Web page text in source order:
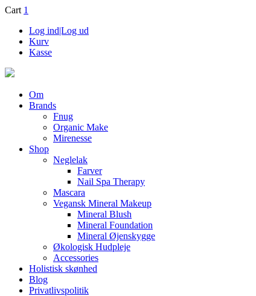
Cart 1
Log ind|Log ud
Kurv
Kasse
Om
Brands
Fnug
Organic Make
Mirenesse
Shop
Neglelak
Farver
Nail Spa Therapy
Mascara
Vegansk Mineral Makeup
Mineral Blush
Mineral Foundation
Mineral Øjenskygge
Økologisk Hudpleje
Accessories
Holistisk skønhed
Blog
Privatlivspolitik